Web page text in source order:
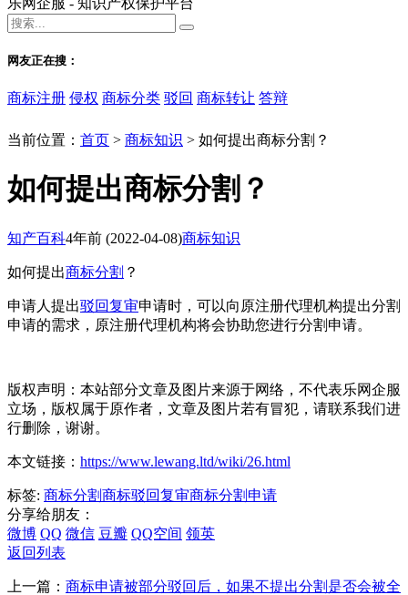
乐网企服 - 知识产权保护平台
网友正在搜：
商标注册 侵权 商标分类 驳回 商标转让 答辩
当前位置： 首页 > 商标知识 > 如何提出商标分割？
如何提出商标分割？
知产百科4年前 (2022-04-08)商标知识
如何提出商标分割 ？
申请人提出驳回复审申请时，可以向原注册代理机构提出分割
申请的需求，原注册代理机构将会协助您进行分割申请。
版权声明：本站部分文章及图片来源于网络，不代表乐网企服
立场，版权属于原作者，文章及图片若有冒犯，请联系我们进
行删除，谢谢。
本文链接： https://www.lewang.ltd/wiki/26.html
标签: 商标分割商标驳回复审商标分割申请
分享给朋友：
微博 QQ 微信 豆瓣 QQ空间 领英
返回列表
上一篇： 商标申请被部分驳回后，如果不提出分割是否会被全